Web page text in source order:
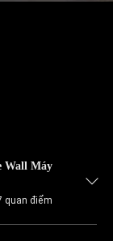
Wall Máy
quan điểm